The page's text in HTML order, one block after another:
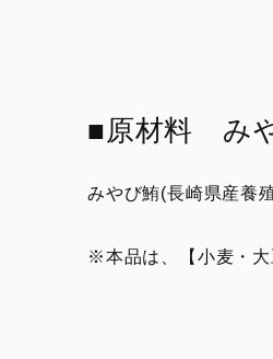
■原材料 みや
みやび鮪(長崎県産養
※本品は、【小麦・大